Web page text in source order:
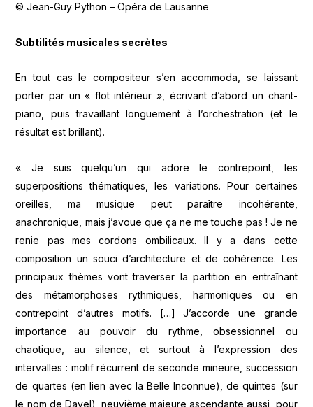
© Jean-Guy Python – Opéra de Lausanne
Subtilités musicales secrètes
En tout cas le compositeur s’en accommoda, se laissant
porter par un « flot intérieur », écrivant d’abord un chant-
piano, puis travaillant longuement à l’orchestration (et le
résultat est brillant).
« Je suis quelqu’un qui adore le contrepoint, les
superpositions thématiques, les variations. Pour certaines
oreilles, ma musique peut paraître incohérente,
anachronique, mais j’avoue que ça ne me touche pas ! Je ne
renie pas mes cordons ombilicaux. Il y a dans cette
composition un souci d’architecture et de cohérence. Les
principaux thèmes vont traverser la partition en entraînant
des métamorphoses rythmiques, harmoniques ou en
contrepoint d’autres motifs. […] J’accorde une grande
importance au pouvoir du rythme, obsessionnel ou
chaotique, au silence, et surtout à l’expression des
intervalles : motif récurrent de seconde mineure, succession
de quartes (en lien avec la Belle Inconnue), de quintes (sur
le nom de Davel), neuvième majeure ascendante aussi, pour